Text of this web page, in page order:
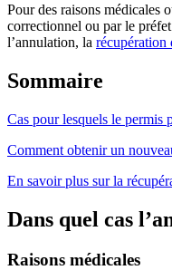
Pour des raisons médicales
correctionnel ou par le
l’annulation, la récupération
Sommaire
Cas pour lesquels le permis
Comment obtenir un
En savoir plus sur la
Dans quel cas
Raisons médicales